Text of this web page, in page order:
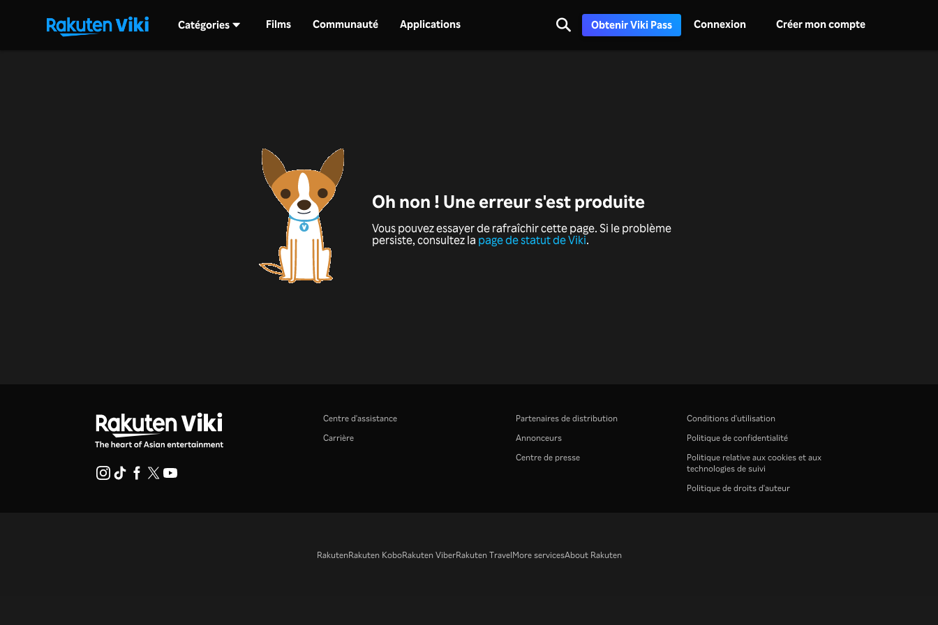
Catégories Films Communauté Applications Obtenir Viki Pass Connexion Créer mon compte
Oh non ! Une erreur s'est produite
Vous pouvez essayer de rafraîchir cette page. Si le problème
persiste, consultez la page de statut de Viki.
Centre d'assistance
Carrière
Partenaires de distribution
Annonceurs
Centre de presse
Conditions d'utilisation
Politique de confidentialité
Politique relative aux cookies et aux
technologies de suivi
Politique de droits d'auteur
RakutenRakuten KoboRakuten ViberRakuten TravelMore servicesAbout Rakuten